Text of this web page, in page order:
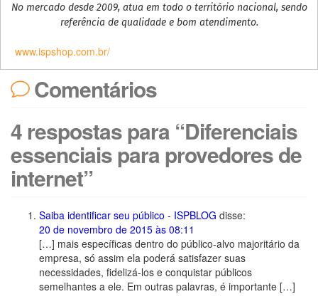
No mercado desde 2009, atua em todo o território nacional, sendo
referência de qualidade e bom atendimento.
www.ispshop.com.br/
Comentários
4 respostas para “Diferenciais
essenciais para provedores de
internet”
Saiba identificar seu público - ISPBLOG disse:
20 de novembro de 2015 às 08:11
[…] mais específicas dentro do público-alvo majoritário da
empresa, só assim ela poderá satisfazer suas
necessidades, fidelizá-los e conquistar públicos
semelhantes a ele. Em outras palavras, é importante […]